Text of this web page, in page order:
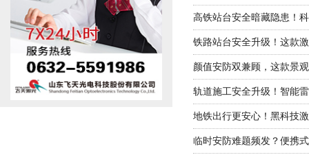
高铁站台安全暗藏隐患！
铁路站台安全升级！这款
颜值安防双兼顾，这款景
轨道施工安全升级！智能
地铁出行更安心！黑科技
临时安防难题频发？便携